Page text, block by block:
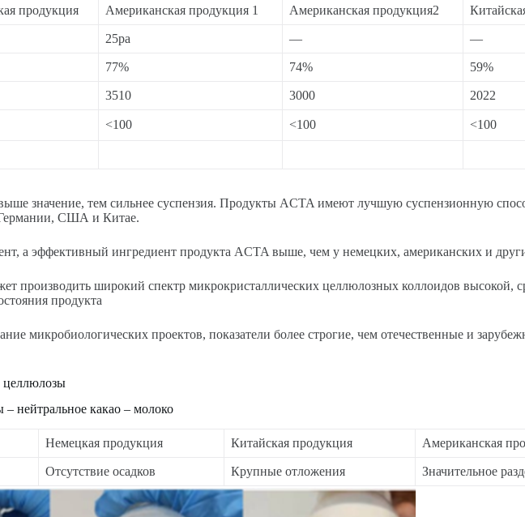
продукция Американская продукция 1 Американская продукция2
25pa — —
77% 74% 59%
3510 3000 2022
<100 <100 <100
значение, тем сильнее суспензия. Продукты ACTA имеют лучшую суспензионную
Германии, США и Китае.
а эффективный ингредиент продукта ACTA выше, чем у немецких, американских и
производить широкий спектр микрокристаллических целлюлозных коллоидов высокой,
продукта
микробиологических проектов, показатели более строгие, чем отечественные и
целлюлозы
нейтральное какао – молоко
Немецкая продукция Китайская продукция Американская
Отсутствие осадков Крупные отложения Значительное